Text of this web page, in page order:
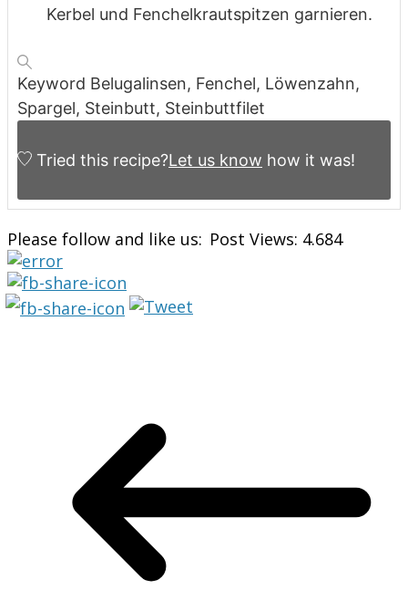
Kerbel und Fenchelkrautspitzen garnieren.
Keyword Belugalinsen, Fenchel, Löwenzahn,
Spargel, Steinbutt, Steinbuttfilet
Tried this recipe?Let us know how it was!
Please follow and like us: Post Views: 4.684